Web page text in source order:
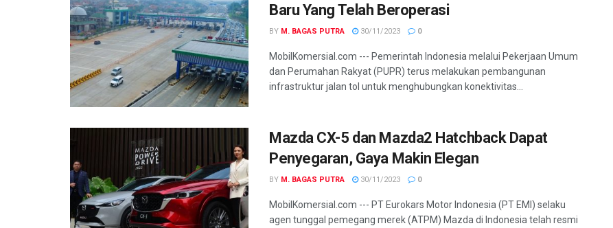
Baru Yang Telah Beroperasi
BY M. BAGAS PUTRA 30/11/2023 0
MobilKomersial.com --- Pemerintah Indonesia melalui Pekerjaan Umum
dan Perumahan Rakyat (PUPR) terus melakukan pembangunan
infrastruktur jalan tol untuk menghubungkan konektivitas...
Mazda CX-5 dan Mazda2 Hatchback Dapat
Penyegaran, Gaya Makin Elegan
BY M. BAGAS PUTRA 30/11/2023 0
MobilKomersial.com --- PT Eurokars Motor Indonesia (PT EMI) selaku
agen tunggal pemegang merek (ATPM) Mazda di Indonesia telah resmi